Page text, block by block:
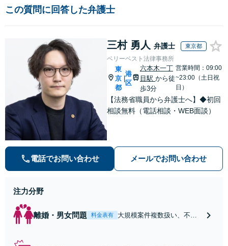
この質問に回答した弁護士
三村 勇人 弁護士 東京都
ベリーベスト法律事務所
東
京
都
港
区
六本木一丁
目駅 から徒
歩3分
営業時間：09:00
~23:00（土日祝
日）
【法務省職員から弁護士へ】◆初回
相談無料（電話相談・WEB面談）
電話でお問い合わせ メールでお問い合わせ
注力分野
離婚・男女問題 料金表有
大規模案件複数扱い、不貞